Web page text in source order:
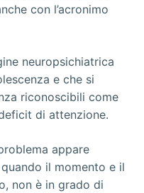
con l’acronimo
neuropsichiatrica
e che si
riconoscibili come
di attenzione.
appare
il momento e il
non è in grado di